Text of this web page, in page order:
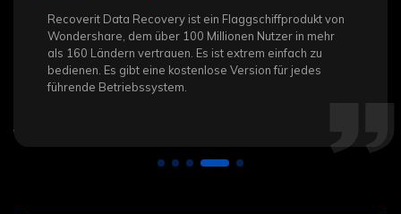
Mit Recoverit ist es möglich, gelöschte Dateien vom Mac
wiederherzustellen. Es verfügt über eine neu gestaltete
Benutzeroberfläche, die den Prozess zur
Wiederherstellung gelöschter Daten vom Mac
vereinfacht – Sie müssen Ihr System nun nur noch einmal